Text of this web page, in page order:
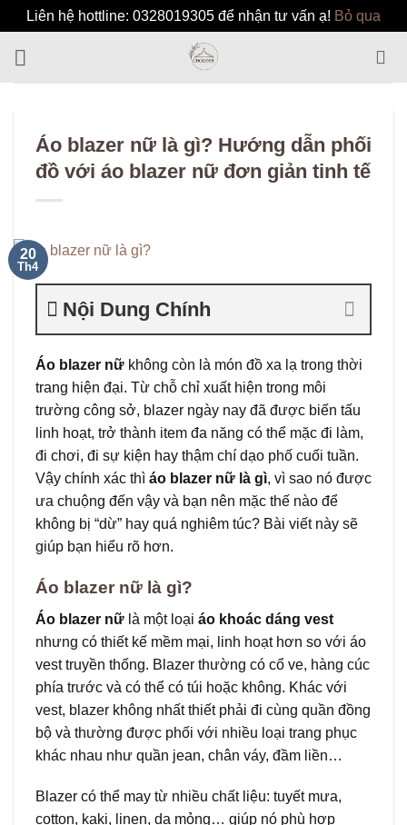
Liên hệ hottline: 0328019305 để nhận tư vấn ạ! Bỏ qua
qua
Áo blazer nữ là gì? Hướng dẫn phối
đồ với áo blazer nữ đơn giản tinh tế
20
Th4
Nội Dung Chính
Áo blazer nữ không còn là món đồ xa lạ trong thời
trang hiện đại. Từ chỗ chỉ xuất hiện trong môi
trường công sở, blazer ngày nay đã được biến tấu
linh hoạt, trở thành item đa năng có thể mặc đi làm,
đi chơi, đi sự kiện hay thậm chí dạo phố cuối tuần.
Vậy chính xác thì áo blazer nữ là gì, vì sao nó được
ưa chuộng đến vậy và bạn nên mặc thế nào để
không bị “dừ” hay quá nghiêm túc? Bài viết này sẽ
giúp bạn hiểu rõ hơn.
Áo blazer nữ là gì?
Áo blazer nữ là một loại áo khoác dáng vest
nhưng có thiết kế mềm mại, linh hoạt hơn so với áo
vest truyền thống. Blazer thường có cổ ve, hàng cúc
phía trước và có thể có túi hoặc không. Khác với
vest, blazer không nhất thiết phải đi cùng quần đồng
bộ và thường được phối với nhiều loại trang phục
khác nhau như quần jean, chân váy, đầm liền…
Blazer có thể may từ nhiều chất liệu: tuyết mưa,
cotton, kaki, linen, dạ mỏng… giúp nó phù hợp